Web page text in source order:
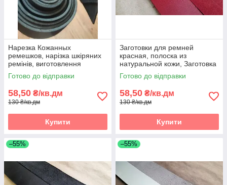
Нарезка Кожанных
ремешков, нарізка шкіряних
ремінів, виготовлення
шкіряних ремішків, Нарізка
полос зі шкіри
Готово до відправки
58,50 ₴/кв.дм
130 ₴/кв.дм
Купити
Заготовки для ремней
красная, полоска из
натуральной кожи, Заготовка
для ременя червона,
полоски зі шкіри
Готово до відправки
58,50 ₴/кв.дм
130 ₴/кв.дм
Купити
–55% –55%